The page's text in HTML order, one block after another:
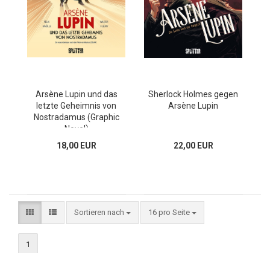
Arsène Lupin und das
letzte Geheimnis von
Nostradamus (Graphic
Novel)
18,00 EUR
Sherlock Holmes gegen
Arsène Lupin
22,00 EUR
Sortieren nach 16 pro Seite
1